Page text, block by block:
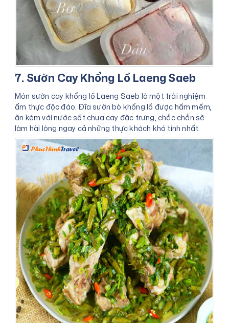
7. Sườn Cay Khổng Lồ Laeng Saeb
Món sườn cay khổng lồ Laeng Saeb là một trải nghiệm
ẩm thực độc đáo. Đĩa sườn bò khổng lồ được hầm mềm,
ăn kèm với nước sốt chua cay đặc trưng, chắc chắn sẽ
làm hài lòng ngay cả những thực khách khó tính nhất.